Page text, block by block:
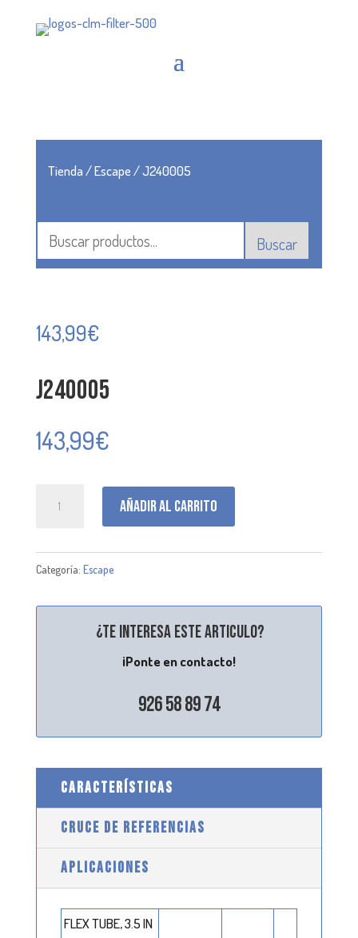
Tienda/Escape/ J240005
Buscar
143,99€
J240005
143,99€
Añadir al carrito
Categoría: Escape
¿Te interesa este articulo?
¡Ponte en contacto!
926 58 89 74
CARACTERÍSTICAS
CRUCE DE REFERENCIAS
APLICACIONES
FLEX TUBE, 3.5 IN